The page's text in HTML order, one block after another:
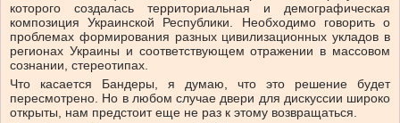
которого создалась территориальная и демографическая
композиция Украинской Республики. Необходимо говорить о
проблемах формирования разных цивилизационных укладов в
регионах Украины и соответствующем отражении в массовом
сознании, стереотипах.
Что касается Бандеры, я думаю, что это решение будет
пересмотрено. Но в любом случае двери для дискуссии широко
открыты, нам предстоит еще не раз к этому возвращаться.